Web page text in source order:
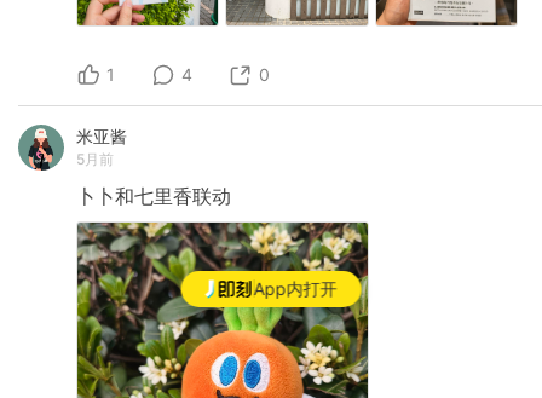
App内打开
1 4 0
米亚酱
5月前
卜卜和七里香联动